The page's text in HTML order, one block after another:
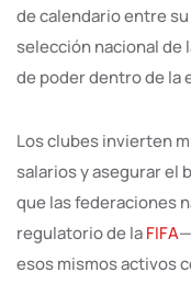
de calendario entre
selección nacional de
de poder dentro de la
Los clubes invierten
salarios y asegurar el
que las federaciones
regulatorio de laFIFA
esos mismos activos